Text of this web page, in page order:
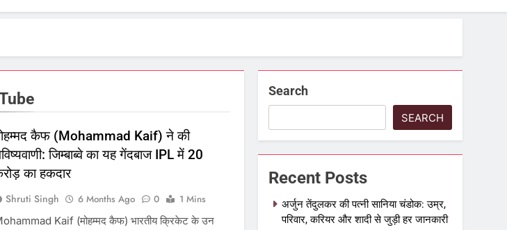
कैफ (Mohammad Kaif) ने की
जिम्बाब्वे का यह गेंदबाज IPL में 20
का हकदार
Shruti Singh 6 Months Ago 0
1 Mins
Kaif (मोहम्मद कैफ) भारतीय क्रिकेट के उन
Search
SEARCH
Recent Posts
अर्जुन तेंदुलकर की पत्नी सानिया चंडोक: उम्र,
परिवार, करियर और शादी से जुड़ी हर जानकारी